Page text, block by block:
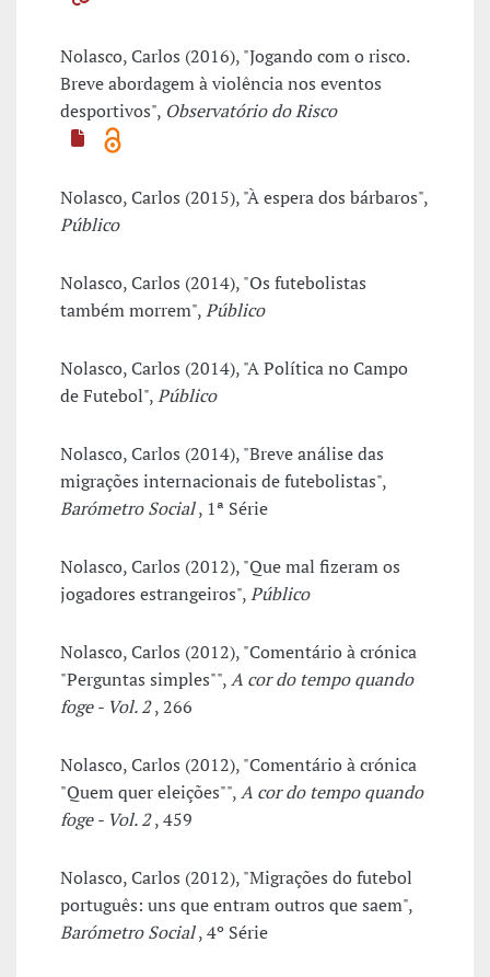
Nolasco, Carlos (2016), "Jogando com o risco.
Breve abordagem à violência nos eventos
desportivos", Observatório do Risco
Nolasco, Carlos (2015), "À espera dos bárbaros",
Público
Nolasco, Carlos (2014), "Os futebolistas
também morrem",Público
Nolasco, Carlos (2014), "A Política no Campo
de Futebol",Público
Nolasco, Carlos (2014), "Breve análise das
migrações internacionais de futebolistas",
Barómetro Social, 1ª Série
Nolasco, Carlos (2012), "Que mal fizeram os
jogadores estrangeiros",Público
Nolasco, Carlos (2012), "Comentário à crónica
"Perguntas simples"",A cor do tempo quando
foge - Vol. 2, 266
Nolasco, Carlos (2012), "Comentário à crónica
"Quem quer eleições"",A cor do tempo quando
foge - Vol. 2, 459
Nolasco, Carlos (2012), "Migrações do futebol
português: uns que entram outros que saem",
Barómetro Social, 4º Série